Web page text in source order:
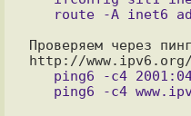
Проверяем через